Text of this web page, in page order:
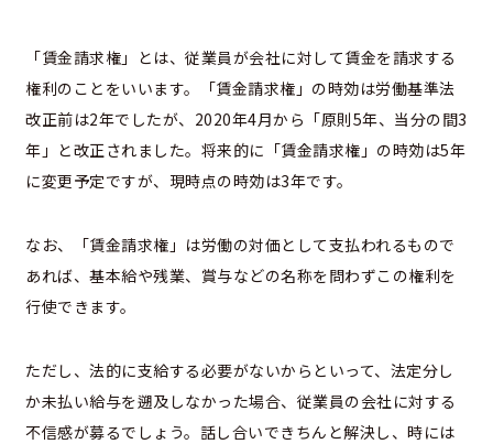
「賃金請求権」とは、従業員が会社に対して賃金を請求する
権利のことをいいます。「賃金請求権」の時効は労働基準法
改正前は2年でしたが、2020年4月から「原則5年、当分の間3
年」と改正されました。将来的に「賃金請求権」の時効は5年
に変更予定ですが、現時点の時効は3年です。
なお、「賃金請求権」は労働の対価として支払われるもので
あれば、基本給や残業、賞与などの名称を問わずこの権利を
行使できます。
ただし、法的に支給する必要がないからといって、法定分し
か未払い給与を遡及しなかった場合、従業員の会社に対する
不信感が募るでしょう。話し合いできちんと解決し、時には